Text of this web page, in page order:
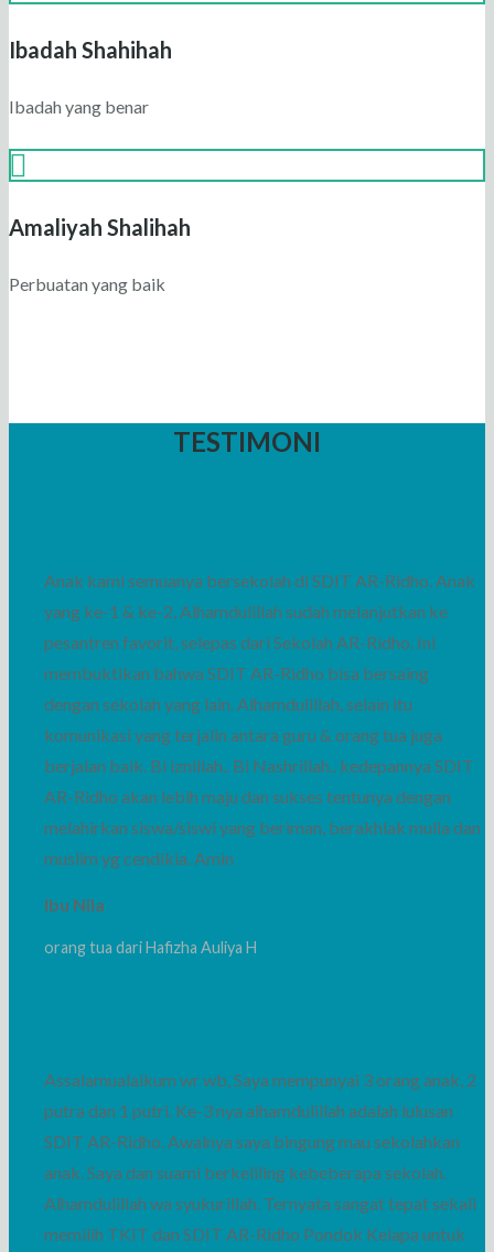
Ibadah Shahihah
Ibadah yang benar
Amaliyah Shalihah
Perbuatan yang baik
TESTIMONI
Anak kami semuanya bersekolah di SDIT AR-Ridho. Anak
yang ke-1 & ke-2, Alhamdulillah sudah melanjutkan ke
pesantren favorit, selepas dari Sekolah AR-Ridho. Ini
membuktikan bahwa SDIT AR-Ridho bisa bersaing
dengan sekolah yang lain. Alhamdulillah, selain itu
komunikasi yang terjalin antara guru & orang tua juga
berjalan baik. Bi iznillah.. Bi Nashrillah.. kedepannya SDIT
AR-Ridho akan lebih maju dan sukses tentunya dengan
melahirkan siswa/siswi yang beriman, berakhlak mulia dan
muslim yg cendikia. Amin
Ibu Nila
orang tua dari Hafizha Auliya H
Assalamualaikum wr wb, Saya mempunyai 3 orang anak, 2
putra dan 1 putri. Ke-3 nya alhamdulillah adalah lulusan
SDIT AR-Ridho. Awalnya saya bingung mau sekolahkan
anak. Saya dan suami berkeliling kebeberapa sekolah.
Alhamdulillah wa syukurillah. Ternyata sangat tepat sekali
memilih TKIT dan SDIT AR-Ridho Pondok Kelapa untuk